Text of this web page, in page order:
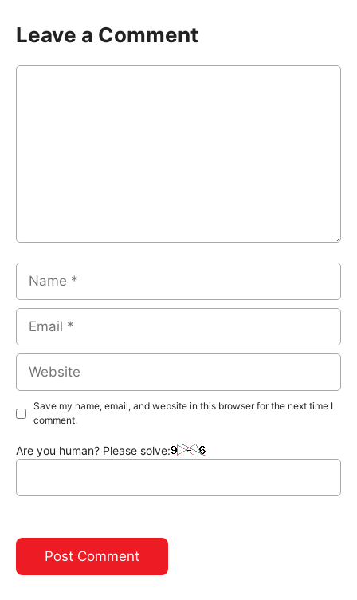
Leave a Comment
Comment
Name
Email
Website
Save my name, email, and website in this browser for the next time I
comment.
Are you human? Please solve: